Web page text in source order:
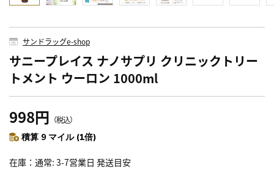
サンドラッグe-shop
サニープレイス ナノサプリ クリニックトリー
トメント ウーロン 1000ml
998円 （税込）
積算 9 マイル (1倍)
在庫 通常: 3-7営業日 発送目安